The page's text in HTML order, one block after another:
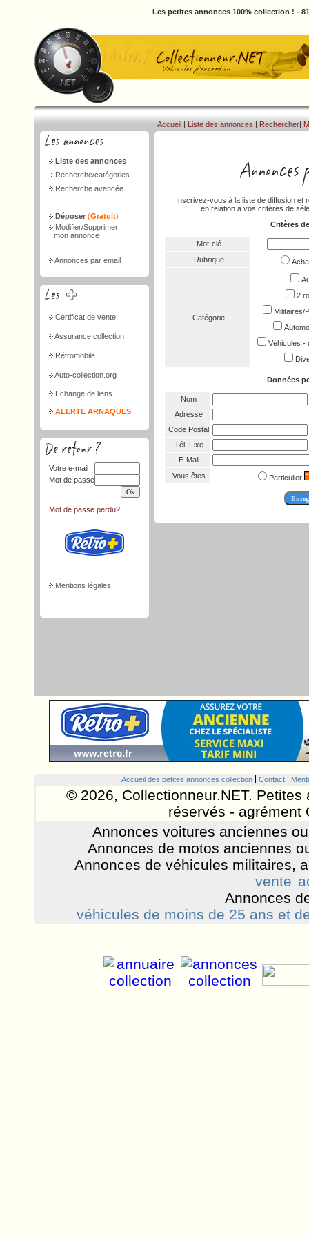
Les petites annonces 100% collection ! -
Liste des annonces
Recherche/catégories
Recherche avancée
Déposer (Gratuit)
Modifier/Supprimer
mon annonce
Annonces par email
Certificat de vente
Assurance collection
Rétromobile
Auto-collection.org
Echange de liens
ALERTE ARNAQUES
Votre e-mail
Mot de passe
Mot de passe perdu?
Mentions légales
Accueil | Liste des annonces | Rechercher|
Inscrivez-vous à la liste de diffusion et
en relation à vos critères de
Critères
Mot-clé
Rubrique
Catégorie
2
Militaires/
Véhicules -
Données
Nom
Adresse
Code Postal
Tél. Fixe
E-Mail
Vous êtes
Particulier
Accueil des petites annonces collection Contact
© 2026, Collectionneur.NET.
réservés - agrément
Annonces voitures anciennes
Annonces de motos anciennes
Annonces de véhicules militaires,
vente
Annonces
véhicules de moins de 25 ans et